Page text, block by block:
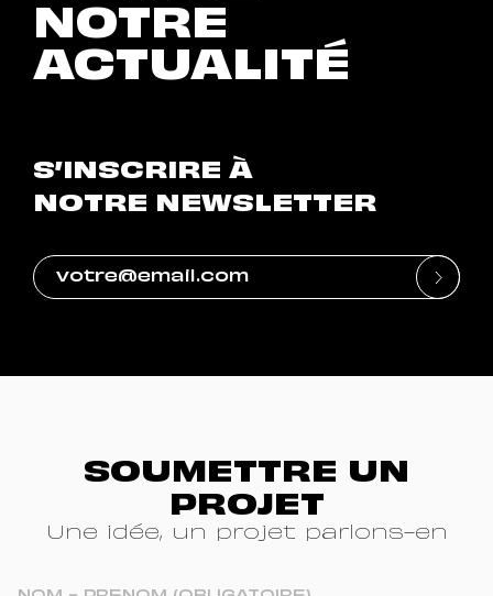
NOTRE
ACTUALITÉ
S’INSCRIRE À
NOTRE NEWSLETTER
SOUMETTRE UN
PROJET
Une idée, un projet parlons-en